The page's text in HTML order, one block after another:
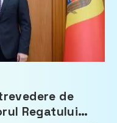
de
Regatului